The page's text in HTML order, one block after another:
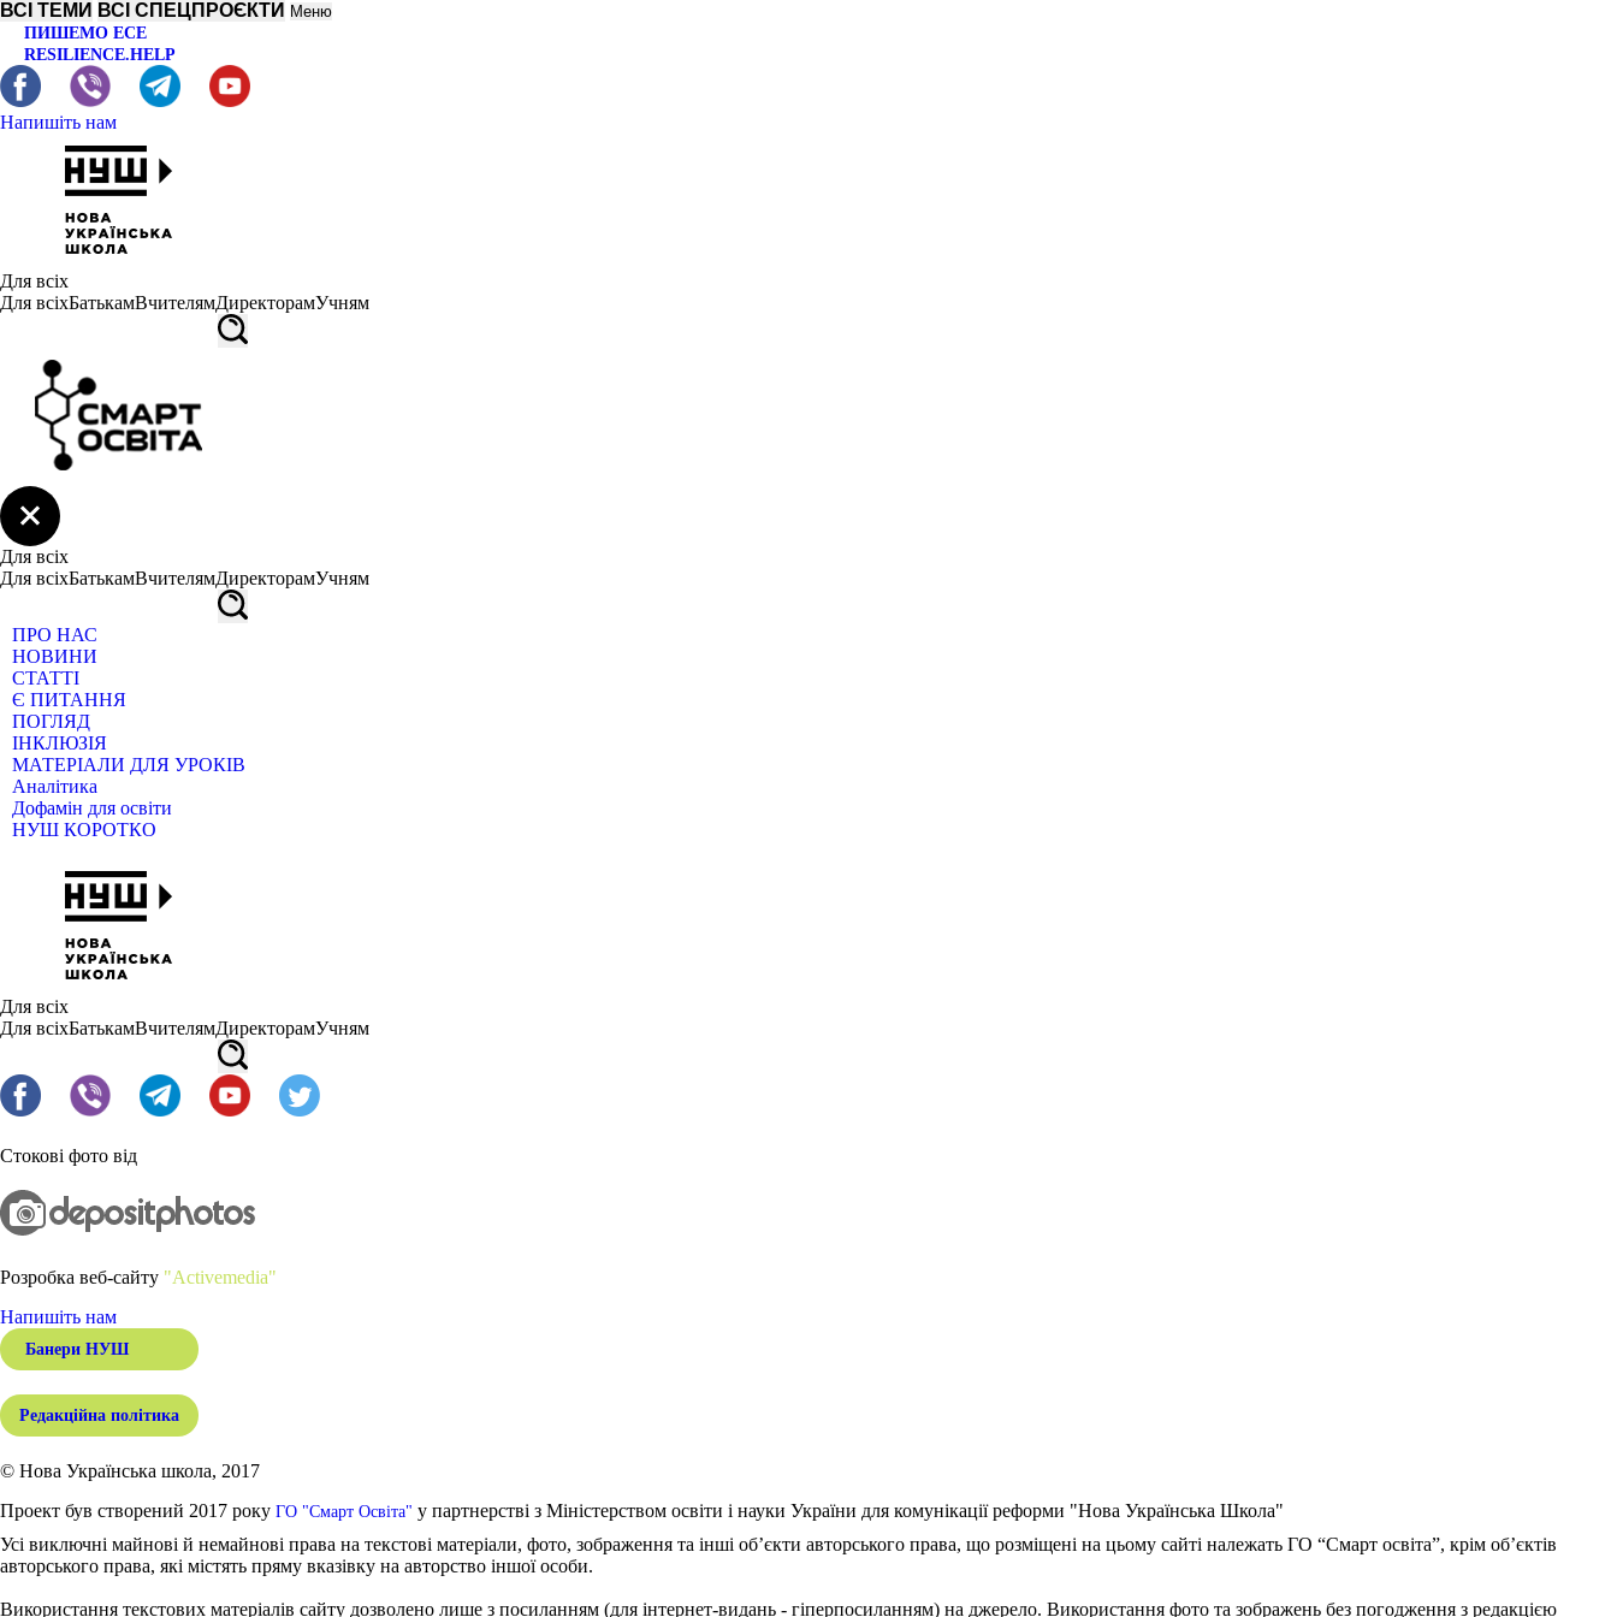
ВСІ ТЕМИ ВСІ СПЕЦПРОЄКТИ Меню
ПИШЕМО ЕСЕ
RESILIENCE.HELP
Напишіть нам
Для всіх
Для всіхБатькамВчителямДиректорамУчням
Для всіх
Для всіхБатькамВчителямДиректорамУчням
ПРО НАС
НОВИНИ
СТАТТІ
Є ПИТАННЯ
ПОГЛЯД
ІНКЛЮЗІЯ
МАТЕРІАЛИ ДЛЯ УРОКІВ
Аналітика
Дофамін для освіти
НУШ КОРОТКО
Для всіх
Для всіхБатькамВчителямДиректорамУчням
Стокові фото від
Розробка веб-сайту "Activemedia"
Напишіть нам
Банери НУШ
Редакційна політика
© Нова Українська школа, 2017
Проект був створений 2017 року ГО "Смарт Освіта" у партнерстві з Міністерством освіти і науки України для комунікації реформи "Нова Українська Школа"
Усі виключні майнові й немайнові права на текстові матеріали, фото, зображення та інші об’єкти авторського права, що розміщені на цьому сайті належать ГО “Смарт освіта”, крім об’єктів
авторського права, які містять пряму вказівку на авторство іншої особи.
Використання текстових матеріалів сайту дозволено лише з посиланням (для інтернет-видань - гіперпосиланням) на джерело. Використання фото та зображень без погодження з редакцією